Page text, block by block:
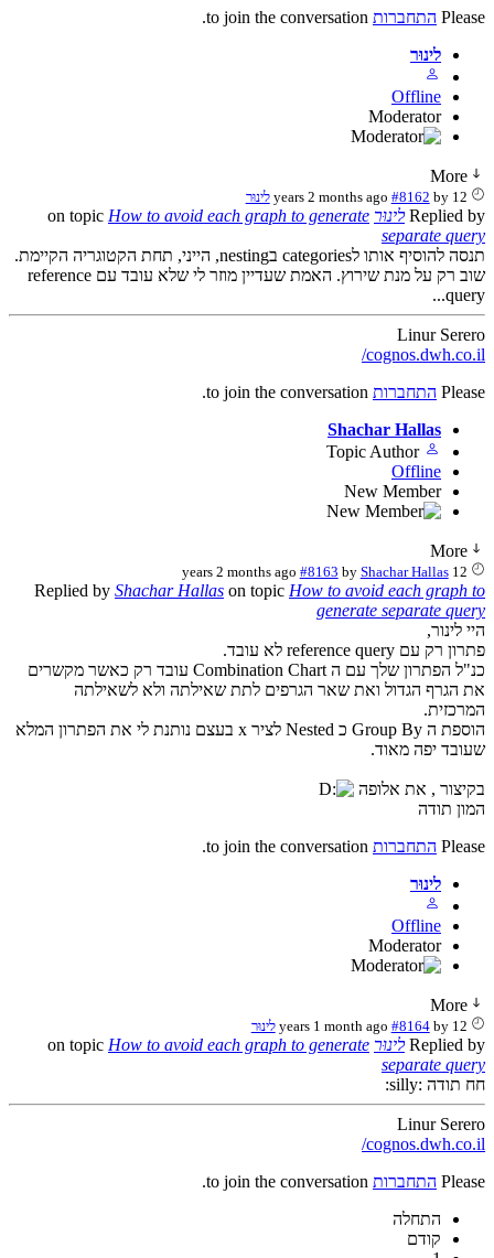
Please התחברות
לינוּר
Offline
Moderator
More
12 years 2 months ago
#8162 by לינוּר
Replied by לינוּר How to avoid each graph to generate
separate query
תנסה להוסיף אותו לcategories בnesting, הייני, תחת הקטוגריה הקיימת.
שוב רק על מנת שירוץ. האמת שעדיין מוזר לי שלא עובד עם reference
query...
Linur Serero
cognos.dwh.co.il/
Please התחברות
Shachar Hallas
Topic Author
Offline
New Member
More
12 years 2 months ago
#8163 by Shachar Hallas
Replied by Shachar Hallas on topic How to avoid each graph to
generate separate query
היי לינור,
פתרון רק עם reference query לא עובד.
כנ"ל הפתרון שלך עם ה Combination Chart עובד רק כאשר מקשרים
את הגרף הגדול ואת שאר הגרפים לתת שאילתה ולא לשאילתה
המרכזית.
הוספת ה Group By כ Nested לציר x בעצם נותנת לי את הפתרון המלא
שעובד יפה מאוד.
בקיצור , את אלופה
המון תודה
Please התחברות
לינוּר
Offline
Moderator
More
12 years 1 month ago
#8164 by לינוּר
Replied by לינוּר How to avoid each graph to generate
separate query
חח תודה :silly:
Linur Serero
cognos.dwh.co.il/
Please התחברות
התחלה
קודם